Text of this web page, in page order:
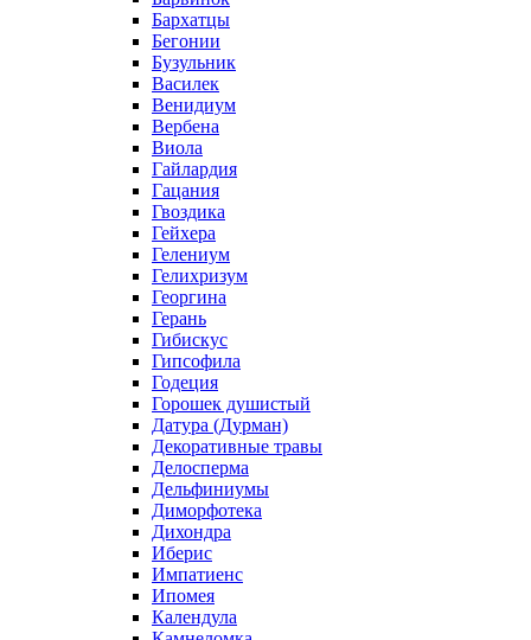
Бархатцы
Бегонии
Бузульник
Василек
Венидиум
Вербена
Виола
Гайлардия
Гацания
Гвоздика
Гейхера
Гелениум
Гелихризум
Георгина
Герань
Гибискус
Гипсофила
Годеция
Горошек душистый
Датура (Дурман)
Декоративные травы
Делосперма
Дельфиниумы
Диморфотека
Дихондра
Иберис
Импатиенс
Ипомея
Календула